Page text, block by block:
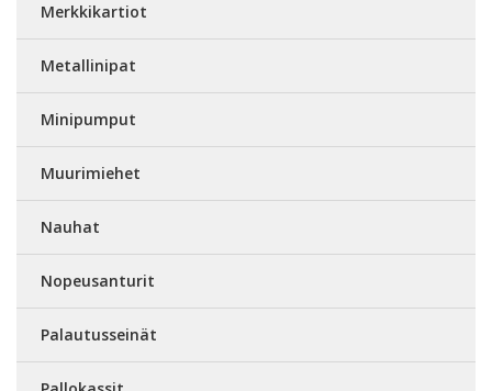
Merkkikartiot
Metallinipat
Minipumput
Muurimiehet
Nauhat
Nopeusanturit
Palautusseinät